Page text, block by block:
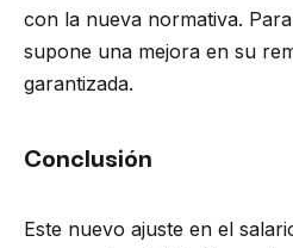
con la nueva normativa.
supone una mejora en su
garantizada.
Conclusión
Este nuevo ajuste en el